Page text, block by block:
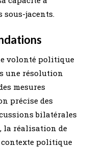
sous-jacents.
volonté politique
une résolution
mesures
précise des
bilatérales
la réalisation de
contexte politique